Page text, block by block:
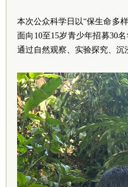
本次公众科学日以“保生命多
面向10至15岁青少年招募30
通过自然观察、实验探究、沉